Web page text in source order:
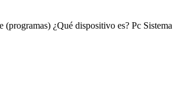
¿Qué dispositivo es? Pc Sistema